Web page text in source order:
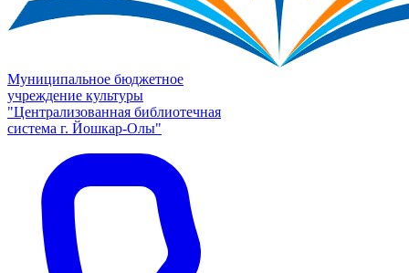
Муниципальное бюджетное
учреждение культуры
"Централизованная библиотечная
система г. Йошкар-Олы"